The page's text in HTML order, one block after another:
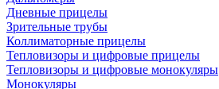
Дневные прицелы
Зрительные трубы
Коллиматорные прицелы
Тепловизоры и цифровые прицелы
Тепловизоры и цифровые монокуляры
Монокуляры